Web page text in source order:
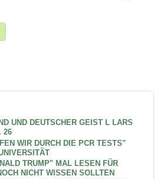
UND DEUTSCHER GEIST L LARS
26
WIR DURCH DIE PCR TESTS"
TRUMP" MAL LESEN FÜR
NICHT WISSEN SOLLTEN